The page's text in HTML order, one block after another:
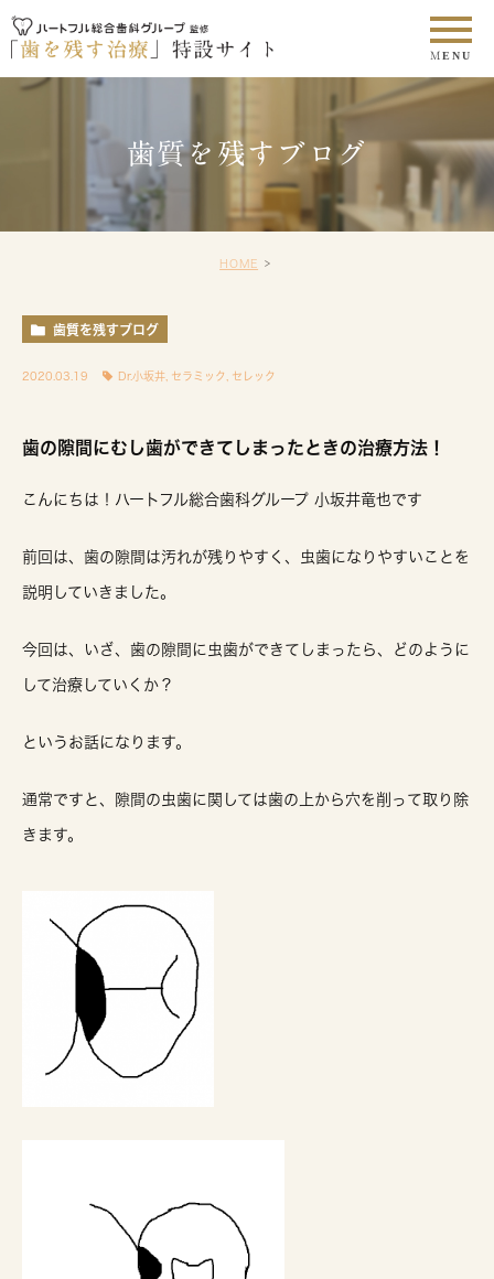
歯質を残すブログ
HOME
歯質を残すブログ
2020.03.19 Dr.小坂井 セラミック セレック
歯の隙間にむし歯ができてしまったときの治療方法！
こんにちは！ハートフル総合歯科グループ 小坂井竜也です
前回は、歯の隙間は汚れが残りやすく、虫歯になりやすいことを
説明していきました。
今回は、いざ、歯の隙間に虫歯ができてしまったら、どのように
して治療していくか？
というお話になります。
通常ですと、隙間の虫歯に関しては歯の上から穴を削って取り除
きます。